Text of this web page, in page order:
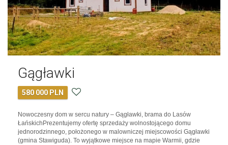
Gągławki
580 000 PLN
Nowoczesny dom w sercu natury – Gągławki, brama do Lasów
ŁańskichPrezentujemy ofertę sprzedaży wolnostojącego domu
jednorodzinnego, położonego w malowniczej miejscowości Gągławki
(gmina Stawiguda). To wyjątkowe miejsce na mapie Warmii, gdzie